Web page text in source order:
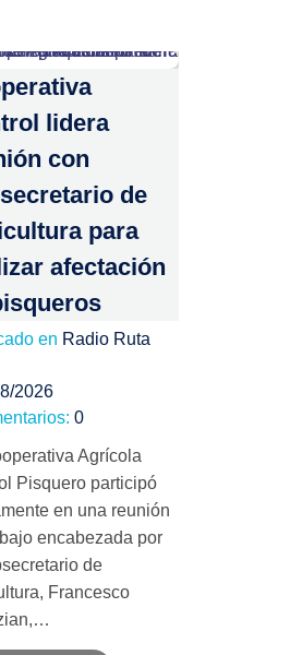
lidera
con
de
para
afectación
en Radio Ruta
2026
0
Agrícola
Pisquero participó
en una reunión
encabezada por
de
Francesco